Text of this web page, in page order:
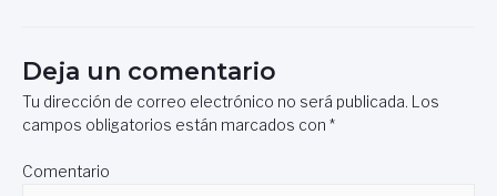
Deja un comentario
Tu dirección de correo electrónico no será publicada. Los
campos obligatorios están marcados con *
Comentario